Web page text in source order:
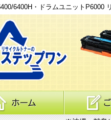
6400H・ドラムユニットP6000